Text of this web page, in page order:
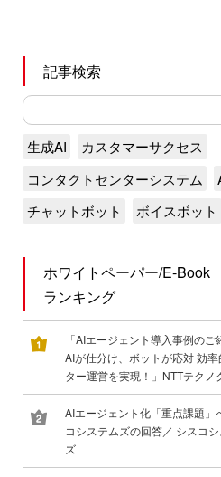
記事検索
生成AI
カスタマーサクセス
コンタクトセンターシステム
チャットボット
ボイスボット
ホワイトペーパー/E-Book
ランキング
「AIエージェント導入事例の
AIが仕分け、ボットが応対 効
ター運営を実現！」NTTテクノ
AIエージェント化「重点課題」
コシステムズの回答／ シスコ
ズ